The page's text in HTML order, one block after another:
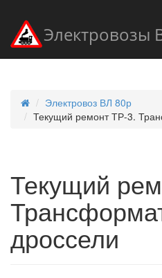
Электровозы
Электровоз ВЛ 80р
Текущий ремонт ТР-3.
Текущий
дроссели